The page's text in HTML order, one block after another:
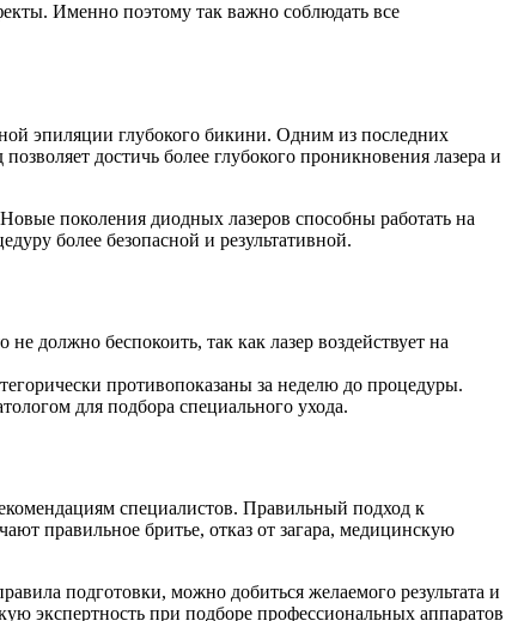
Именно поэтому так важно соблюдать все
эпиляции глубокого бикини. Одним из последних
достичь более глубокого проникновения лазера и
поколения диодных лазеров способны работать на
более безопасной и результативной.
должно беспокоить, так как лазер воздействует на
противопоказаны за неделю до процедуры.
для подбора специального ухода.
специалистов. Правильный подход к
правильное бритье, отказ от загара, медицинскую
подготовки, можно добиться желаемого результата и
экспертность при подборе профессиональных аппаратов